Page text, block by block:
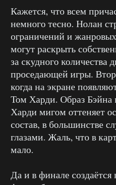
Кажется, что всем
немного тесно. Нолан
ограничений и
могут раскрыть
за скудного количества
проседающей игры.
когда на экране
Том Харди. Образ Бэйна
Харди мигом оттеняет
состав, в большинстве
глазами. Жаль, что в
мало.
Да и в финале создаётся